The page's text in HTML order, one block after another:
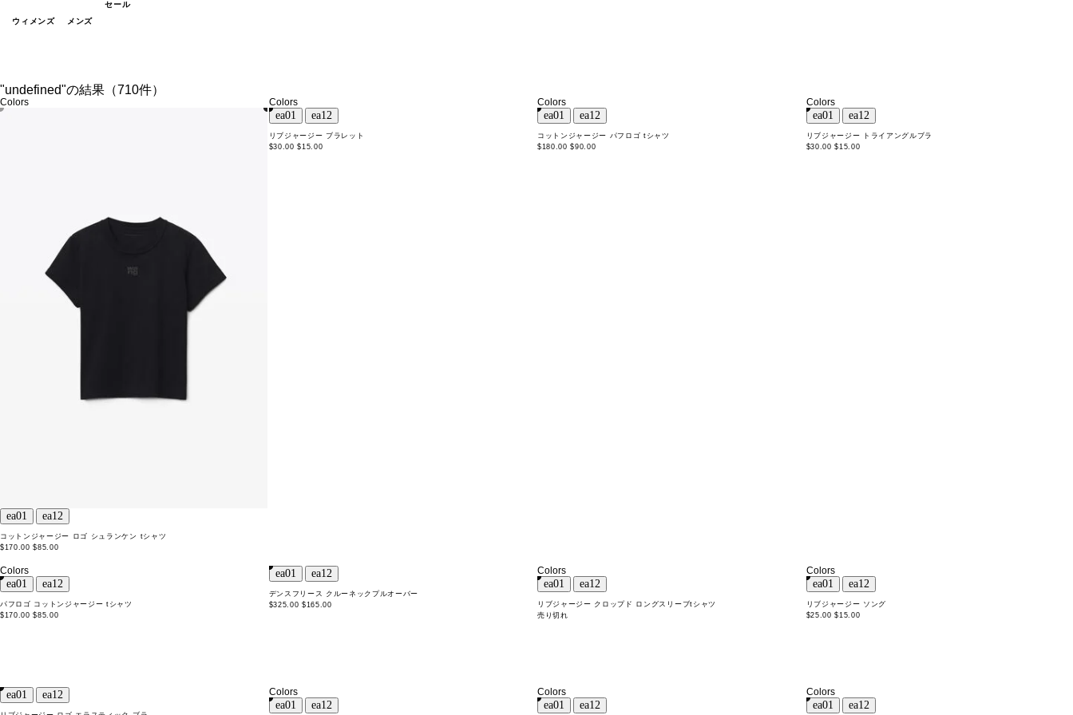
ウィメンズ メンズ
セール
"undefined"の結果（710件）
Colors
コットンジャージー ロゴ シュランケン tシャツ
$170.00 $85.00
Colors
リブジャージー ブラレット
$30.00 $15.00
Colors
コットンジャージー パフロゴ tシャツ
$180.00 $90.00
Colors
リブジャージー トライアングルブラ
$30.00 $15.00
Colors
パフロゴ コットンジャージー tシャツ
$170.00 $85.00
デンスフリース クルーネックプルオーバー
$325.00 $165.00
Colors
リブジャージー クロップド ロングスリーブtシャツ
売り切れ
Colors
リブジャージー ソング
$25.00 $15.00
Colors Colors Colors